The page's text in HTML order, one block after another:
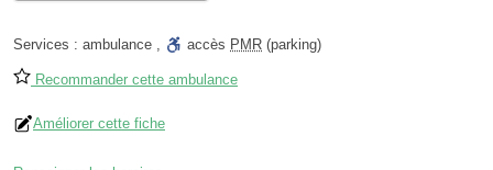
Services : ambulance , accès PMR (parking)
Recommander cette ambulance
Améliorer cette fiche